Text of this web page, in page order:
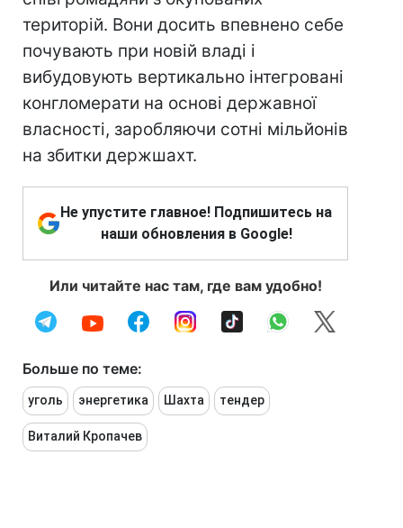
територій. Вони досить впевнено себе
почувають при новій владі і
вибудовують вертикально інтегровані
конгломерати на основі державної
власності, заробляючи сотні мільйонів
на збитки держшахт.
Не упустите главное! Подпишитесь на
наши обновления в Google!
Или читайте нас там, где вам удобно!
Больше по теме:
уголь энергетика Шахта тендер
Виталий Кропачев